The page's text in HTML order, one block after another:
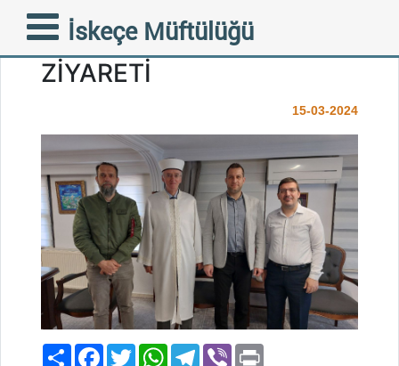
İskeçe Müftülüğü
ENCÜMENLER
BİRLİĞİNDEN NEZAKET
ZİYARETİ
15-03-2024
PaylaşFacebook
TwitterWhatsAppTelegram
Viber